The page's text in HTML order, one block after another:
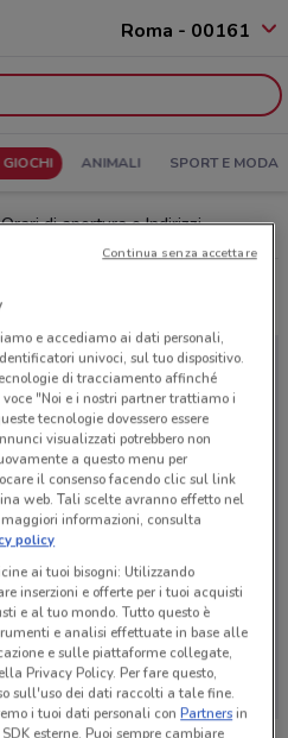
Roma - 00161
ANIMALI SPORT E MODA
di apertura e Indirizzi
Fao Schwarz
non abbiamo pubblicato
Riprova più tardi.
e accediamo ai dati personali,
univoci, sul tuo dispositivo.
di tracciamento affinché
"Noi e i nostri partner trattiamo i
tecnologie dovessero essere
visualizzati potrebbero non
a questo menu per
il consenso facendo clic sul link
web. Tali scelte avranno effetto nel
informazioni, consulta
policy
ai tuoi bisogni: Utilizzando
inserzioni e offerte per i tuoi acquisti
e al tuo mondo. Tutto questo è
e analisi effettuate in base alle
e sulle piattaforme collegate,
Privacy Policy. Per fare questo,
sull'uso dei dati raccolti a tale fine.
i tuoi dati personali conPartnersin
esterne. Puoi sempre cambiare
Continua senza accettare